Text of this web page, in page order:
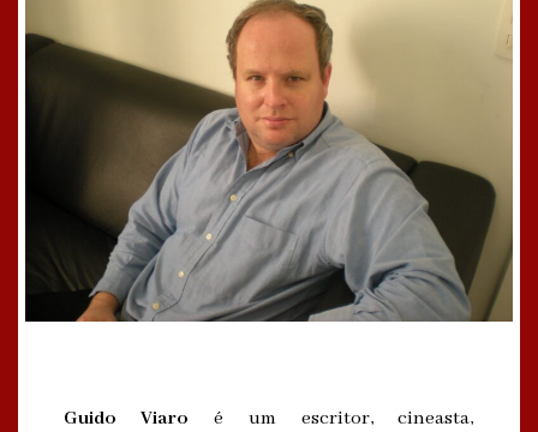
Guido Viaro é um escritor, cineasta,